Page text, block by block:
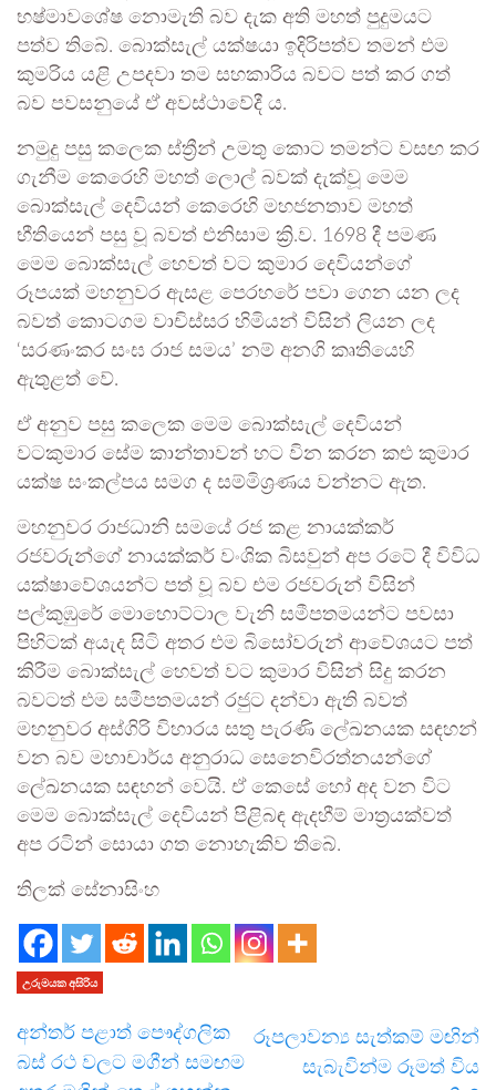
භෂ්මාවශේෂ නොමැති බව දැක අති මහත් පුදුමයට
පත්ව තිබේ. බොක්සැල් යක්ෂයා ඉදිරිපත්ව තමන් එම
කුමරිය යළි උපදවා තම සහකාරිය බවට පත් කර ගත්
බව පවසනුයේ ඒ අවස්ථාවේදී ය.
නමුදු පසු කලෙක ස්ත්‍රීන් උමතු කොට තමන්ට වසඟ කර
ගැනීම කෙරෙහි මහත් ලොල් බවක් දැක්වූ මෙම
බොක්සැල් දෙවියන් කෙරෙහි මහජනතාව මහත්
භීතියෙන් පසු වූ බවත් එනිසාම ක්‍රි.ව. 1698 දී පමණ
මෙම බොක්සැල් හෙවත් වට කුමාර දෙවියන්ගේ
රූපයක් මහනුවර ඇසළ පෙරහරේ පවා ගෙන යන ලද
බවත් කොටගම වාචිස්සර හිමියන් විසින් ලියන ලද
‘සරණංකර සංඝ රාජ සමය’ නම් අනගි කෘතියෙහි
ඇතුළත් වේ.
ඒ අනුව පසු කලෙක මෙම බොක්සැල් දෙවියන්
වටකුමාර සේම කාන්තාවන් හට වින කරන කළු කුමාර
යක්ෂ සංකල්පය සමග ද සම්මිශ්‍රණය වන්නට ඇත.
මහනුවර රාජධානි සමයේ රජ කළ නායක්කර්
රජවරුන්ගේ නායක්කර් වංශික බිසවුන් අප රටේ දී විවිධ
යක්ෂාවේශයන්ට පත් වූ බව එම රජවරුන් විසින්
පල්කුඹුරේ මොහොට්ටාල වැනි සමීපතමයන්ට පවසා
පිහිටක් අයැද සිටි අතර එම බිසෝවරුන් ආවේශයට පත්
කිරීම බොක්සැල් හෙවත් වට කුමාර විසින් සිදු කරන
බවටත් එම සමීපතමයන් රජුට දන්වා ඇති බවත්
මහනුවර අස්ගිරි විහාරය සතු පැරණි ලේඛනයක සඳහන්
වන බව මහාචාර්ය අනුරාධ සෙනෙවිරත්නයන්ගේ
ලේඛනයක සඳහන් වෙයි. ඒ කෙසේ හෝ අද වන විට
මෙම බොක්සැල් දෙවියන් පිළිබඳ ඇදහීම් මාත්‍රයක්වත්
අප රටින් සොයා ගත නොහැකිව තිබේ.
තිලක් සේනාසිංහ
උරුමයක අසිරිය
අන්තර් පළාත් පෞද්ගලික
බස් රථ වලට මගීන් සමඟම
රූපලාවන්‍ය සැත්කම් මඟින්
සැබැවින්ම රූමත් විය